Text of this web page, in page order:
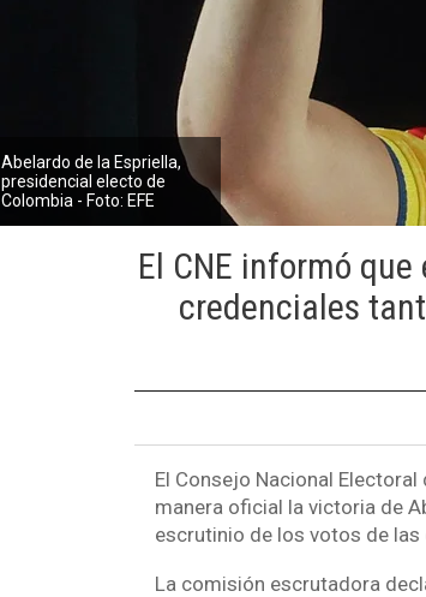
Abelardo de la Espriella,
presidencial electo de
Colombia - Foto: EFE
El CNE informó
credenciales
El Consejo Nacional
manera oficial la victoria de
escrutinio de los votos de
La comisión escrutadora